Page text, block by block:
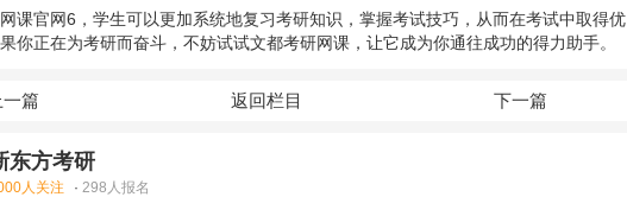
课官网6，学生可以更加系统地复习考研知识，掌握考试技巧，从而在考试中取得优
你正在为考研而奋斗，不妨试试文都考研网课，让它成为你通往成功的得力助手。
一篇 返回栏目 下一篇
东方考研
人关注 · 298人报名